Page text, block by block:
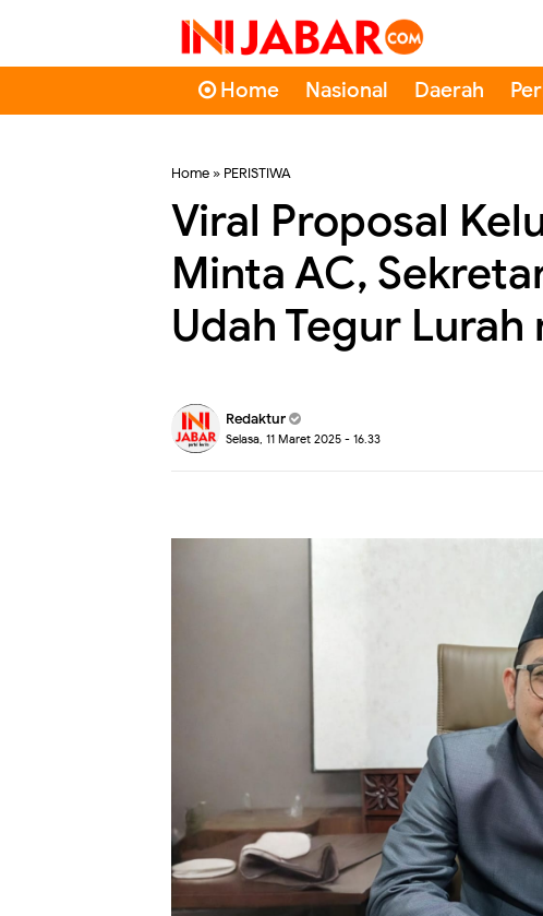
Home Nasional Daerah
Home » PERISTIWA
Viral Proposal
Minta AC,
Udah Tegur Lurah
Redaktur
Selasa, 11 Maret 2025 - 16.33